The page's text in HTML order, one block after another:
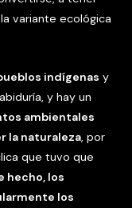
variante ecológica
indígenas y
y hay un
ambientales
la naturaleza, por
que tuvo que
hecho, los
los